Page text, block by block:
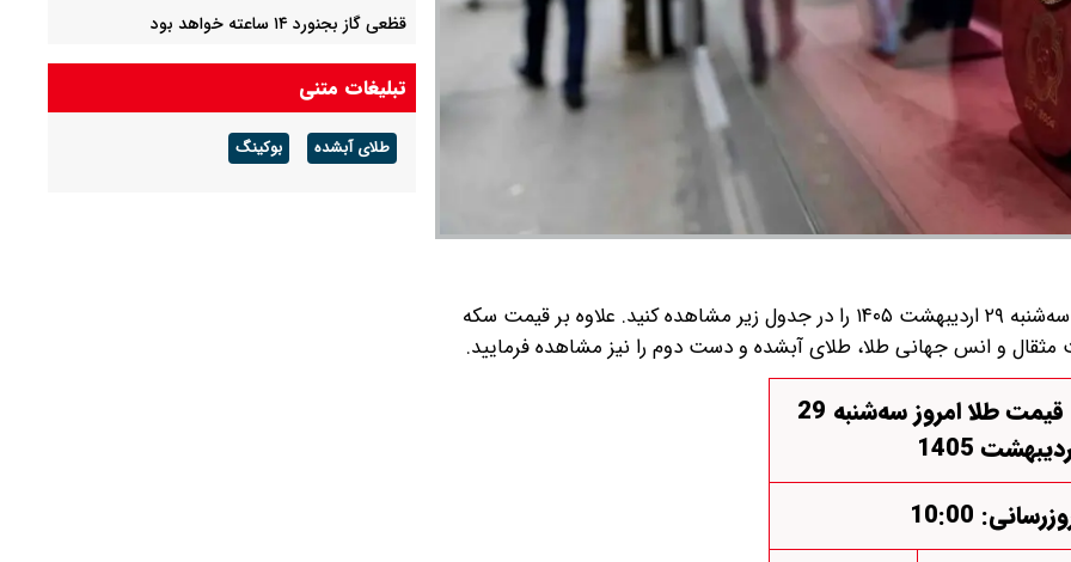
قیمت سکه و قیمت طلا امروز سه‌شنبه ۲۹ اردیبهشت ۱۴۰۵ را در جدول زیر مشاهده کنید. علاوه بر قیمت سکه
مثقال و انس جهانی طلا، طلای آبشده و دست دوم را نیز مشاهده فرمایید.
قیمت سکه و قیمت طلا امروز سه‌شنبه 29
1405
10:00
قظعی گاز بجنورد ۱۴ ساعته خواهد بود
شرکت گاز مازندران هشدار داد: برای زمستان آماده
شوید
تبلیغات متنی
طلای آبشده بوکینگ